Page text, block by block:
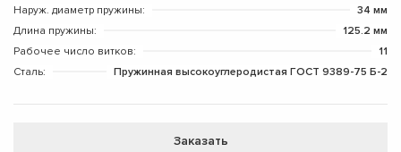
Наруж. диаметр пружины:
34 мм
Длина пружины:
125.2 мм
Рабочее число витков:
11
Сталь:
Пружинная высокоуглеродистая ГОСТ 9389-75 Б-2
Заказать